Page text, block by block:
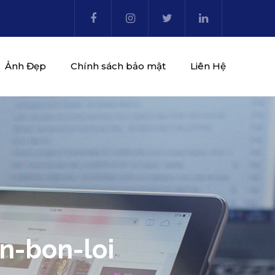
Ảnh Đẹp Chính sách bảo mật Liên Hệ
bon-loi